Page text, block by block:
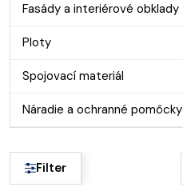
Fasády a interiérové obklady
Ploty
Spojovací materiál
Náradie a ochranné pomôcky
Filter